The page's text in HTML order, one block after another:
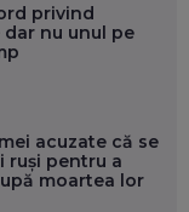
privind
dar nu unul pe
acuzate că se
ruși pentru a
moartea lor